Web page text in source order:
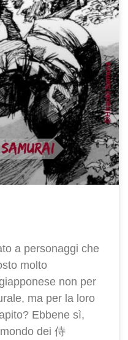
a personaggi che
molto
non per
ma per la loro
Ebbene sì,
dei 侍